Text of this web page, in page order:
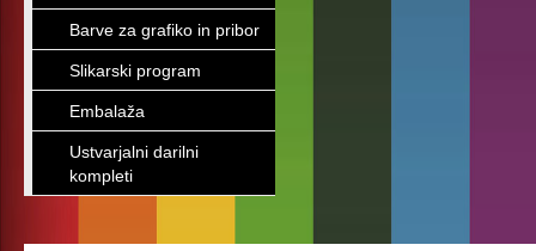
Barve za grafiko in pribor
Slikarski program
Embalaža
Ustvarjalni darilni
kompleti